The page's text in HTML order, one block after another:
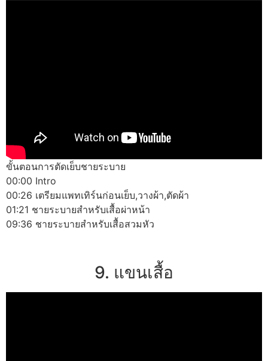
ขั้นตอนการตัดเย็บชายระบาย
00:00 Intro
00:26 เตรียมแพทเทิร์นก่อนเย็บ,วางผ้า,ตัดผ้า
01:21 ชายระบายสำหรับเสื้อผ่าหน้า
09:36 ชายระบายสำหรับเสื้อสวมหัว
9. แขนเสื้อ